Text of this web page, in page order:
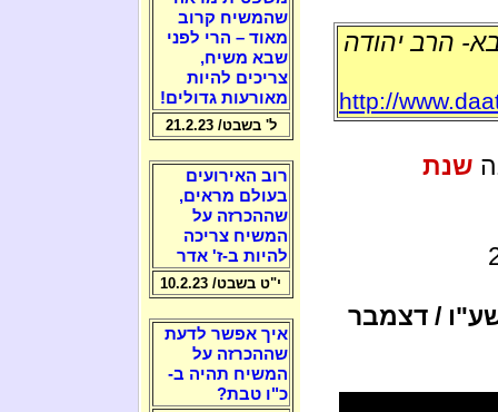
הרב יהודה
http://
שנת
/ דצמבר
שהמשיח קרוב
מאוד – הרי לפני
שבא משיח,
צריכים להיות
מאורעות גדולים!
ל' בשבט/ 21.2.23
רוב האירועים
בעולם מראים,
שההכרזה על
המשיח צריכה
להיות ב-ז' אדר
י"ט בשבט/ 10.2.23
איך אפשר לדעת
שההכרזה על
המשיח תהיה ב-
כ"ו טבת?